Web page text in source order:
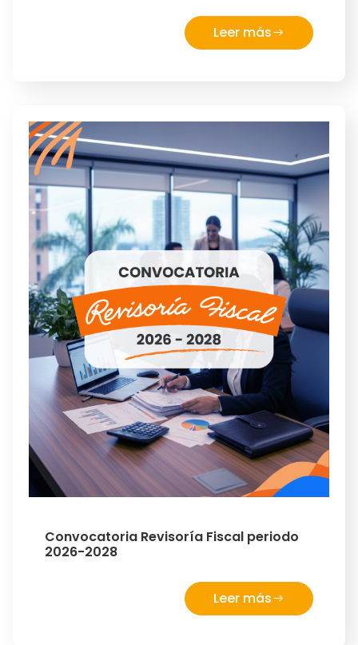
Leer más
Convocatoria Revisoría Fiscal periodo
2026-2028
Leer más